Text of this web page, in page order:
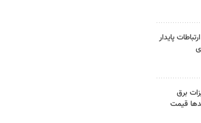
پایدار
برق
قیمت